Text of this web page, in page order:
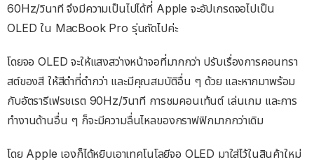
60Hz/วินาที จึงมีความเป็นไปได้ที่ Apple จะอัปเกรดจอไปเป็น
OLED ใน MacBook Pro รุ่นถัดไปค่ะ
โดยจอ OLED จะให้แสงสว่างหน้าจอที่มากกว่า ปรับเรื่องการคอนทรา
สต์ของสี ให้สีดำที่ดำกว่า และมีคุณสมบัติอื่น ๆ ด้วย และหากมาพร้อม
กับอัตรารีเฟรชเรต 90Hz/วินาที การชมคอนเท้นต์ เล่นเกม และการ
ทำงานด้านอื่น ๆ ก็จะมีความลื่นไหลของกราฟฟิกมากกว่าเดิม
โดย Apple เองก็ได้หยิบเอาเทคโนโลยีจอ OLED มาใส่ไว้ในสินค้าใหม่